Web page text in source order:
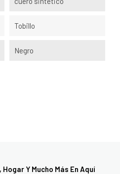
Tobillo
Negro
Y Mucho Más En Aquí